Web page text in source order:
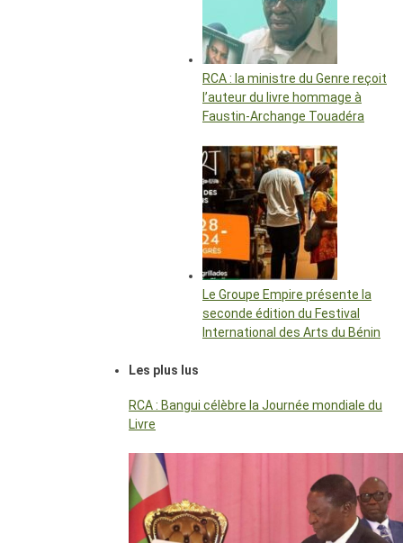
RCA : la ministre du Genre reçoit
l’auteur du livre hommage à
Faustin-Archange Touadéra
Le Groupe Empire présente la
seconde édition du Festival
International des Arts du Bénin
Les plus lus
RCA : Bangui célèbre la Journée mondiale du
Livre